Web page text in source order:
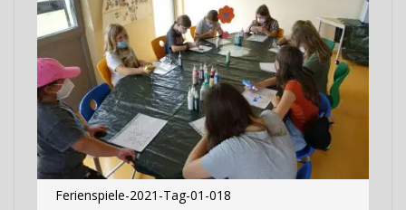
Ferienspiele-2021-Tag-01-018